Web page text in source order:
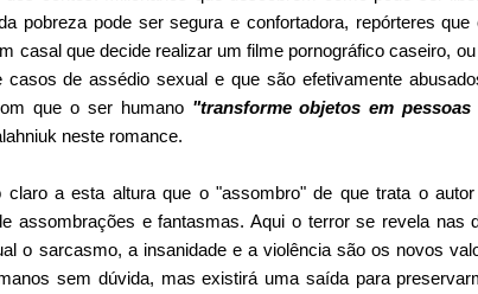
pobreza pode ser segura e confortadora, repórteres
casal que decide realizar um filme pornográfico caseiro,
casos de assédio sexual e que são efetivamente
que o ser humano "transforme objetos em
neste romance.
claro a esta altura que o "assombro" de que trata o
assombrações e fantasmas. Aqui o terror se revela nas
o sarcasmo, a insanidade e a violência são os novos
sem dúvida, mas existirá uma saída para